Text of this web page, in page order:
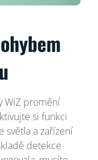
WiZ promění
si funkci
světla a zařízení
detekce